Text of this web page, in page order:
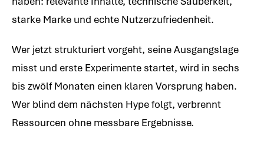
starke Marke und echte Nutzerzufriedenheit.
Wer jetzt strukturiert vorgeht, seine Ausgangslage
misst und erste Experimente startet, wird in sechs
bis zwölf Monaten einen klaren Vorsprung haben.
Wer blind dem nächsten Hype folgt, verbrennt
Ressourcen ohne messbare Ergebnisse.